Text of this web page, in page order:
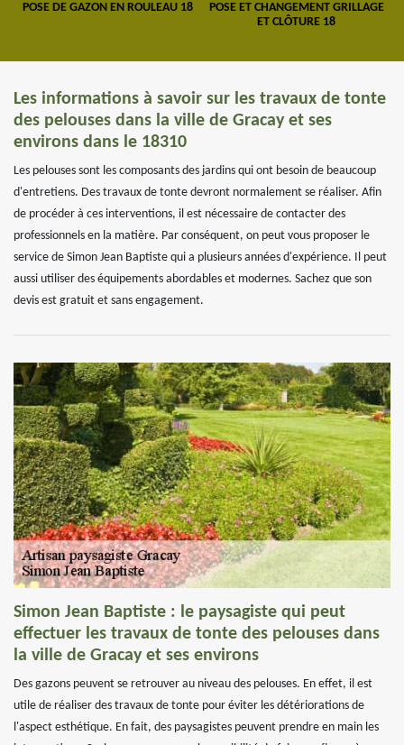
POSE DE GAZON EN ROULEAU 18
POSE ET CHANGEMENT GRILLAGE
ET CLÔTURE 18
Les informations à savoir sur les travaux de tonte
des pelouses dans la ville de Gracay et ses
environs dans le 18310
Les pelouses sont les composants des jardins qui ont besoin de beaucoup
d'entretiens. Des travaux de tonte devront normalement se réaliser. Afin
de procéder à ces interventions, il est nécessaire de contacter des
professionnels en la matière. Par conséquent, on peut vous proposer le
service de Simon Jean Baptiste qui a plusieurs années d'expérience. Il peut
aussi utiliser des équipements abordables et modernes. Sachez que son
devis est gratuit et sans engagement.
Simon Jean Baptiste : le paysagiste qui peut
effectuer les travaux de tonte des pelouses dans
la ville de Gracay et ses environs
Des gazons peuvent se retrouver au niveau des pelouses. En effet, il est
utile de réaliser des travaux de tonte pour éviter les détériorations de
l'aspect esthétique. En fait, des paysagistes peuvent prendre en main les